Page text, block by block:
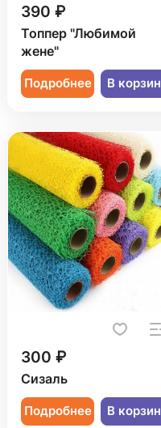
390 ₽
Топпер "Любимой
жене"
Подробнее В
300 ₽
Сизаль
Подробнее В